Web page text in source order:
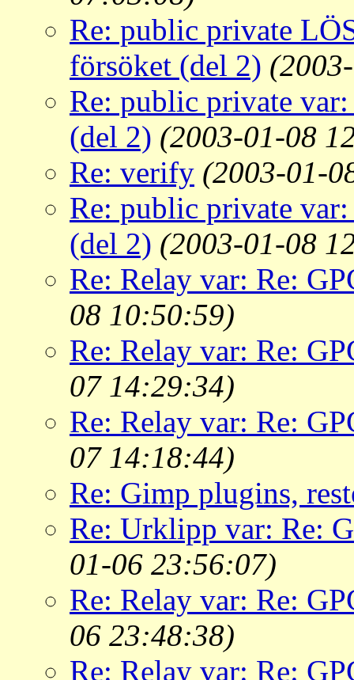
Re: public private
försöket (del 2)
Re: public private
(del 2) (2003-01-08
Re: verify (2003-01-
Re: public private
(del 2) (2003-01-08
Re: Relay var: Re:
08 10:50:59)
Re: Relay var: Re:
07 14:29:34)
Re: Relay var: Re:
07 14:18:44)
Re: Gimp plugins,
Re: Urklipp var: Re:
01-06 23:56:07)
Re: Relay var: Re:
06 23:48:38)
Re: Relay var: Re: